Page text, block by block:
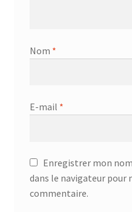
Nom *
E-mail *
Enregistrer mon
dans le navigateur pour
commentaire.